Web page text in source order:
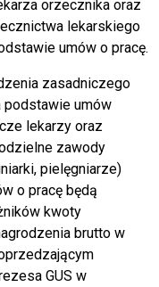
orzecznika oraz
lekarskiego
umów o pracę.
zasadniczego
podstawie umów
lekarzy oraz
zawody
pielęgniarze)
o pracę będą
kwoty
brutto w
GUS w